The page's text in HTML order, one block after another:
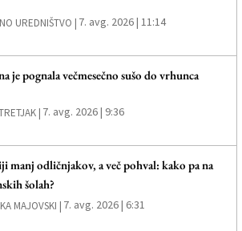
UREDNIŠTVO | 7. avg. 2026 | 11:14
je pognala večmesečno sušo do vrhunca
| 7. avg. 2026 | 9:36
manj odličnjakov, a več pohval: kako pa na
šolah?
MAJOVSKI | 7. avg. 2026 | 6:31